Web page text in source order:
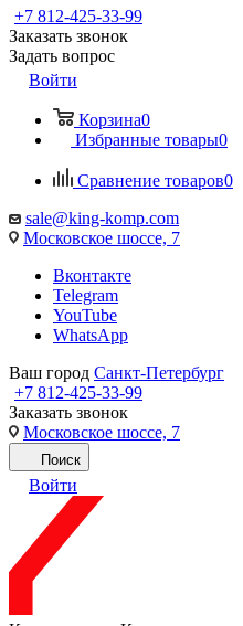
+7 812-425-33-99
Заказать звонок
Задать вопрос
Войти
Корзина0
Избранные товары0
Сравнение товаров0
sale@king-komp.com
Московское шоссе, 7
Вконтакте
Telegram
YouTube
WhatsApp
Ваш город Санкт-Петербург
+7 812-425-33-99
Заказать звонок
Московское шоссе, 7
Поиск
Войти